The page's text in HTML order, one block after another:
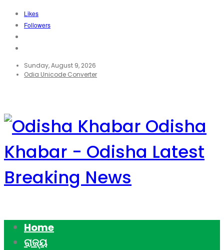
Likes
Followers
Sunday, August 9, 2026
Odia Unicode Converter
Odisha
Khabar - Odisha Latest
Breaking News
Home
ରାଜ୍ୟ